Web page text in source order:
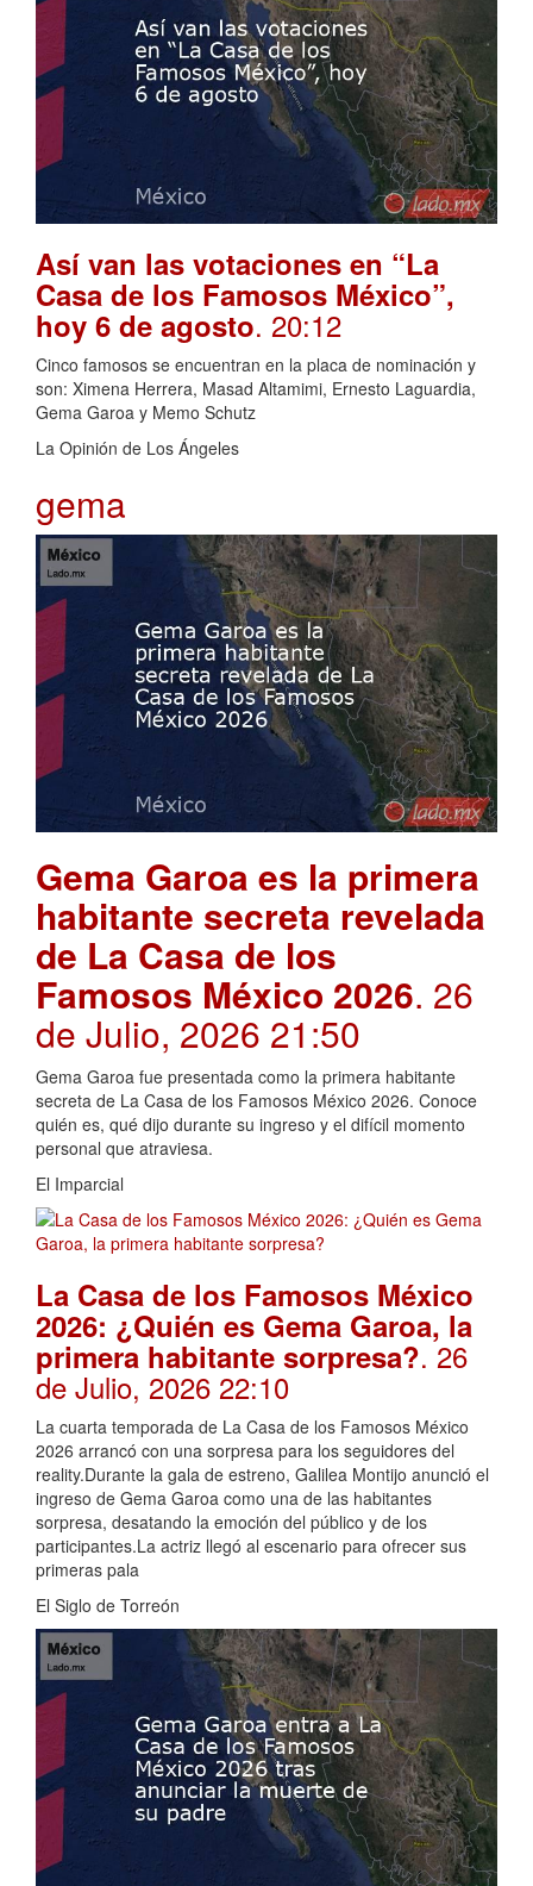
Así van las votaciones en “La
Casa de los Famosos México”,
hoy 6 de agosto. 20:12
Cinco famosos se encuentran en la placa de nominación y
son: Ximena Herrera, Masad Altamimi, Ernesto Laguardia,
Gema Garoa y Memo Schutz
La Opinión de Los Ángeles
gema
Gema Garoa es la primera
habitante secreta revelada
de La Casa de los
Famosos México 2026. 26
de Julio, 2026 21:50
Gema Garoa fue presentada como la primera habitante
secreta de La Casa de los Famosos México 2026. Conoce
quién es, qué dijo durante su ingreso y el difícil momento
personal que atraviesa.
El Imparcial
La Casa de los Famosos México
2026: ¿Quién es Gema Garoa, la
primera habitante sorpresa?. 26
de Julio, 2026 22:10
La cuarta temporada de La Casa de los Famosos México
2026 arrancó con una sorpresa para los seguidores del
reality.Durante la gala de estreno, Galilea Montijo anunció el
ingreso de Gema Garoa como una de las habitantes
sorpresa, desatando la emoción del público y de los
participantes.La actriz llegó al escenario para ofrecer sus
primeras pala
El Siglo de Torreón